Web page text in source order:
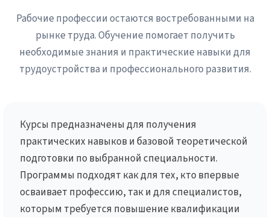
Рабочие профессии остаются востребованными на
рынке труда. Обучение помогает получить
необходимые знания и практические навыки для
трудоустройства и профессионального развития.
Курсы предназначены для получения
практических навыков и базовой теоретической
подготовки по выбранной специальности.
Программы подходят как для тех, кто впервые
осваивает профессию, так и для специалистов,
которым требуется повышение квалификации